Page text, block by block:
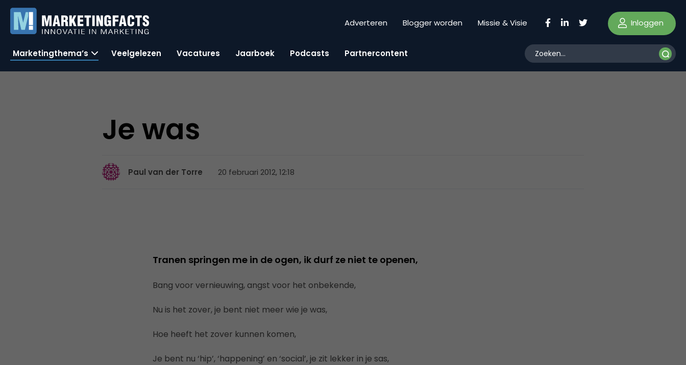
Adverteren Blogger worden Missie & Visie Inloggen
Marketingthema’s Veelgelezen Vacatures Jaarboek Podcasts Partnercontent
Je was
Paul van der Torre 20 februari 2012, 12:18
Tranen springen me in de ogen, ik durf ze niet te openen,
Bang voor vernieuwing, angst voor het onbekende,
Nu is het zover, je bent niet meer wie je was,
Hoe heeft het zover kunnen komen,
Je bent nu ‘hip’, ‘happening’ en ‘social’, je zit lekker in je sas,